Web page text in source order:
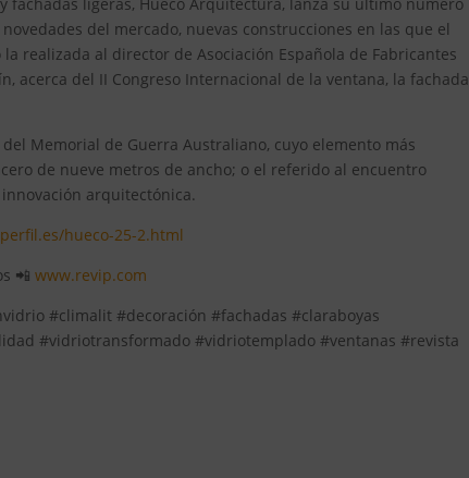
del mercado, nuevas construcciones en las que el
realizada al director de Asociación Española de Fabricantes
acerca del II Congreso Internacional de la ventana, la fachada
Memorial de Guerra Australiano, cuyo elemento más
de nueve metros de ancho; o el referido al encuentro
arquitectónica.
hueco-25-2.html
📲www.revip.com
#climalit #decoración #fachadas #claraboyas
#vidriotransformado #vidriotemplado #ventanas #revista